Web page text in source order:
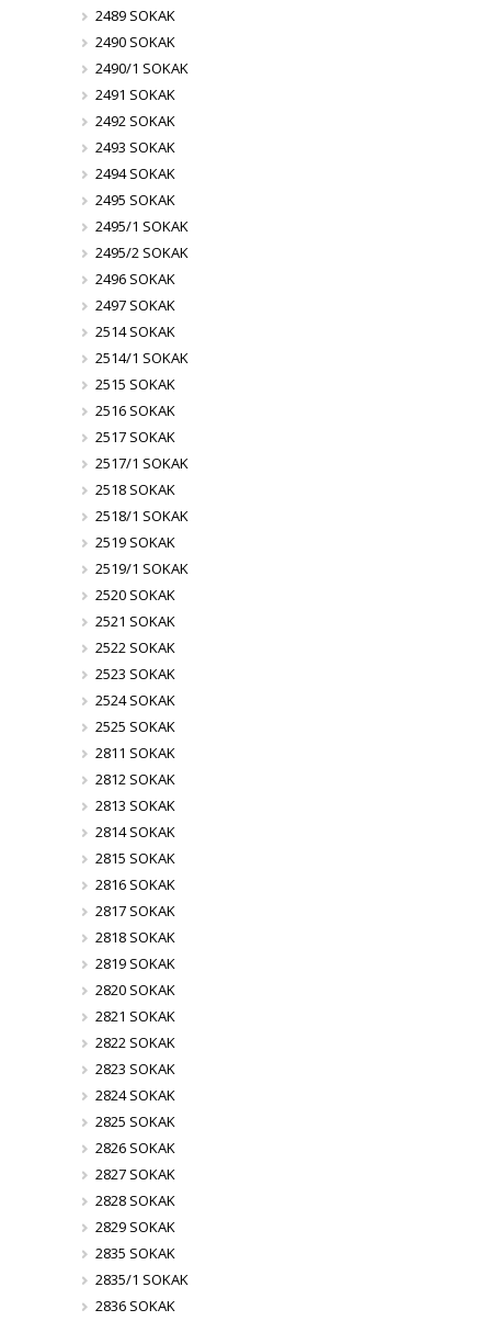
2489 SOKAK
2490 SOKAK
2490/1 SOKAK
2491 SOKAK
2492 SOKAK
2493 SOKAK
2494 SOKAK
2495 SOKAK
2495/1 SOKAK
2495/2 SOKAK
2496 SOKAK
2497 SOKAK
2514 SOKAK
2514/1 SOKAK
2515 SOKAK
2516 SOKAK
2517 SOKAK
2517/1 SOKAK
2518 SOKAK
2518/1 SOKAK
2519 SOKAK
2519/1 SOKAK
2520 SOKAK
2521 SOKAK
2522 SOKAK
2523 SOKAK
2524 SOKAK
2525 SOKAK
2811 SOKAK
2812 SOKAK
2813 SOKAK
2814 SOKAK
2815 SOKAK
2816 SOKAK
2817 SOKAK
2818 SOKAK
2819 SOKAK
2820 SOKAK
2821 SOKAK
2822 SOKAK
2823 SOKAK
2824 SOKAK
2825 SOKAK
2826 SOKAK
2827 SOKAK
2828 SOKAK
2829 SOKAK
2835 SOKAK
2835/1 SOKAK
2836 SOKAK